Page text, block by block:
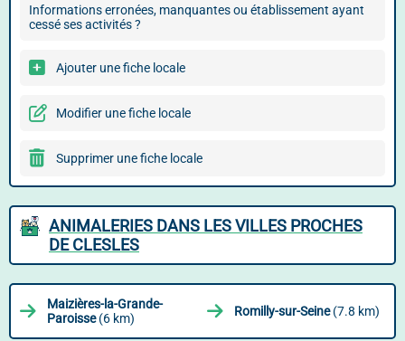
Informations erronées, manquantes ou établissement ayant
cessé ses activités ?
Ajouter une fiche locale
Modifier une fiche locale
Supprimer une fiche locale
ANIMALERIES DANS LES VILLES PROCHES
DE CLESLES
Maizières-la-Grande-
Paroisse(6 km) Romilly-sur-Seine(7.8 km)